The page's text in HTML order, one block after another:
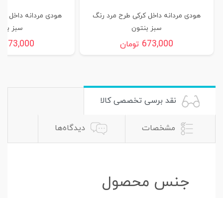
هودی مردانه داخل کرکی طرح مرد رنگ
سبز بنتون
673,000 تومان
هودی مردانه داخل
سبز
673,000
نقد برسی تخصصی کالا
مشخصات دیدگاه‌ها
جنس محصول